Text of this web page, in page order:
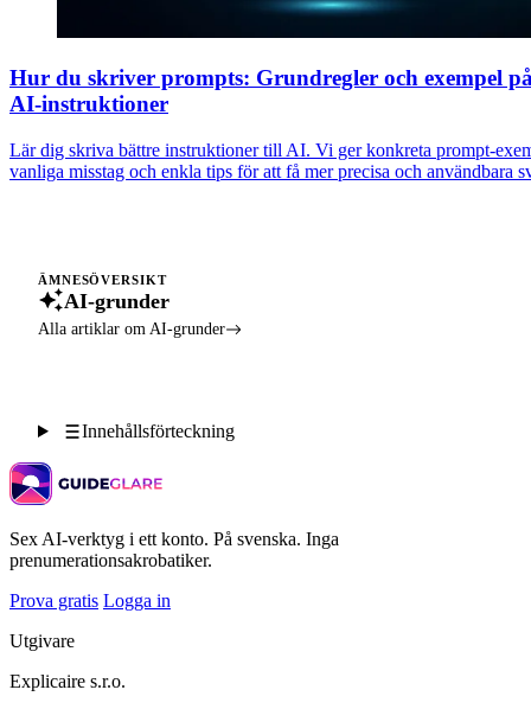
Hur du skriver prompts: Grundregler och exempel
AI-instruktioner
Lär dig skriva bättre instruktioner till AI. Vi ger konkreta prompt-
vanliga misstag och enkla tips för att få mer precisa och användbara
ÄMNESÖVERSIKT
AI-grunder
Alla artiklar om AI-grunder
Innehållsförteckning
Sex AI-verktyg i ett konto. På svenska. Inga
prenumerationsakrobatiker.
Prova gratis Logga in
Utgivare
Explicaire s.r.o.